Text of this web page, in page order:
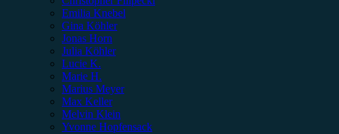
Emilia Knebel
Gina Köhler
Jonas Horn
Julia Köhler
Lucie K.
Marie H.
Marius Meyer
Max Keller
Melvin Klein
Yvonne Hopfensack